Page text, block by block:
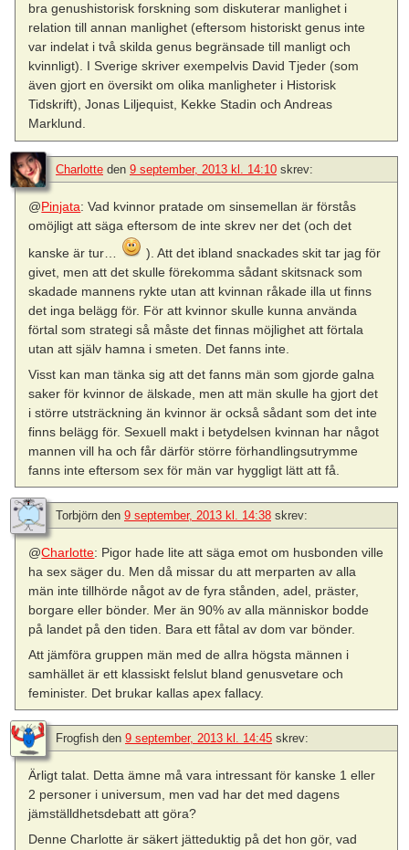
bra genushistorisk forskning som diskuterar manlighet i
relation till annan manlighet (eftersom historiskt genus inte
var indelat i två skilda genus begränsade till manligt och
kvinnligt). I Sverige skriver exempelvis David Tjeder (som
även gjort en översikt om olika manligheter i Historisk
Tidskrift), Jonas Liljequist, Kekke Stadin och Andreas
Marklund.
Charlotte den 9 september, 2013 kl. 14:10 skrev:
@Pinjata: Vad kvinnor pratade om sinsemellan är förstås
omöjligt att säga eftersom de inte skrev ner det (och det
kanske är tur…
). Att det ibland snackades skit tar jag för
givet, men att det skulle förekomma sådant skitsnack som
skadade mannens rykte utan att kvinnan råkade illa ut finns
det inga belägg för. För att kvinnor skulle kunna använda
förtal som strategi så måste det finnas möjlighet att förtala
utan att själv hamna i smeten. Det fanns inte.
Visst kan man tänka sig att det fanns män som gjorde galna
saker för kvinnor de älskade, men att män skulle ha gjort det
i större utsträckning än kvinnor är också sådant som det inte
finns belägg för. Sexuell makt i betydelsen kvinnan har något
mannen vill ha och får därför större förhandlingsutrymme
fanns inte eftersom sex för män var hyggligt lätt att få.
Torbjörn den 9 september, 2013 kl. 14:38 skrev:
@Charlotte: Pigor hade lite att säga emot om husbonden ville
ha sex säger du. Men då missar du att merparten av alla
män inte tillhörde något av de fyra stånden, adel, präster,
borgare eller bönder. Mer än 90% av alla människor bodde
på landet på den tiden. Bara ett fåtal av dom var bönder.
Att jämföra gruppen män med de allra högsta männen i
samhället är ett klassiskt felslut bland genusvetare och
feminister. Det brukar kallas apex fallacy.
Frogfish den 9 september, 2013 kl. 14:45 skrev:
Ärligt talat. Detta ämne må vara intressant för kanske 1 eller
2 personer i universum, men vad har det med dagens
jämställdhetsdebatt att göra?
Denne Charlotte är säkert jätteduktig på det hon gör, vad